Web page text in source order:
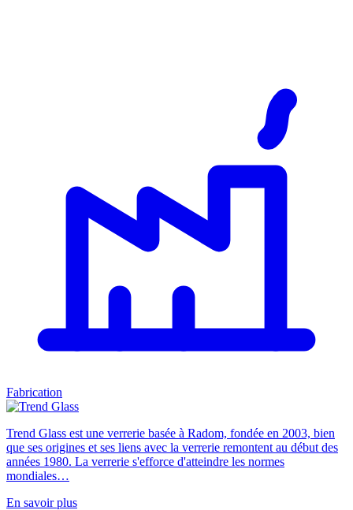
Fabrication
Trend Glass est une verrerie basée à Radom, fondée en 2003, bien
que ses origines et ses liens avec la verrerie remontent au début des
années 1980. La verrerie s'efforce d'atteindre les normes
mondiales…
En savoir plus